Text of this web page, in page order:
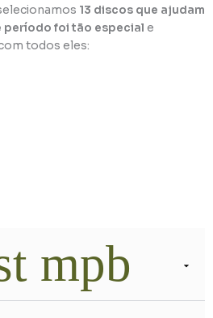
13 discos que ajudam
período foi tão especial e
todos eles:
mpb